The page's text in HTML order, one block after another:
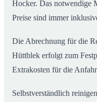
Hocker. Das notwendige
Preise sind immer
Die Abrechnung für die
Hüttblek erfolgt zum
Extrakosten für die
Selbstverständlich